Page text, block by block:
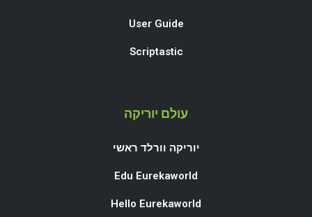
User Guide
Scriptastic
עולם יוריקה
יוריקה וורלד ראשי
Edu Eurekaworld
Hello Eurekaworld